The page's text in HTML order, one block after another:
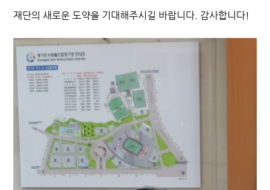
재단의 새로운 도약을 기대해주시길 바랍니다. 감사합니다!